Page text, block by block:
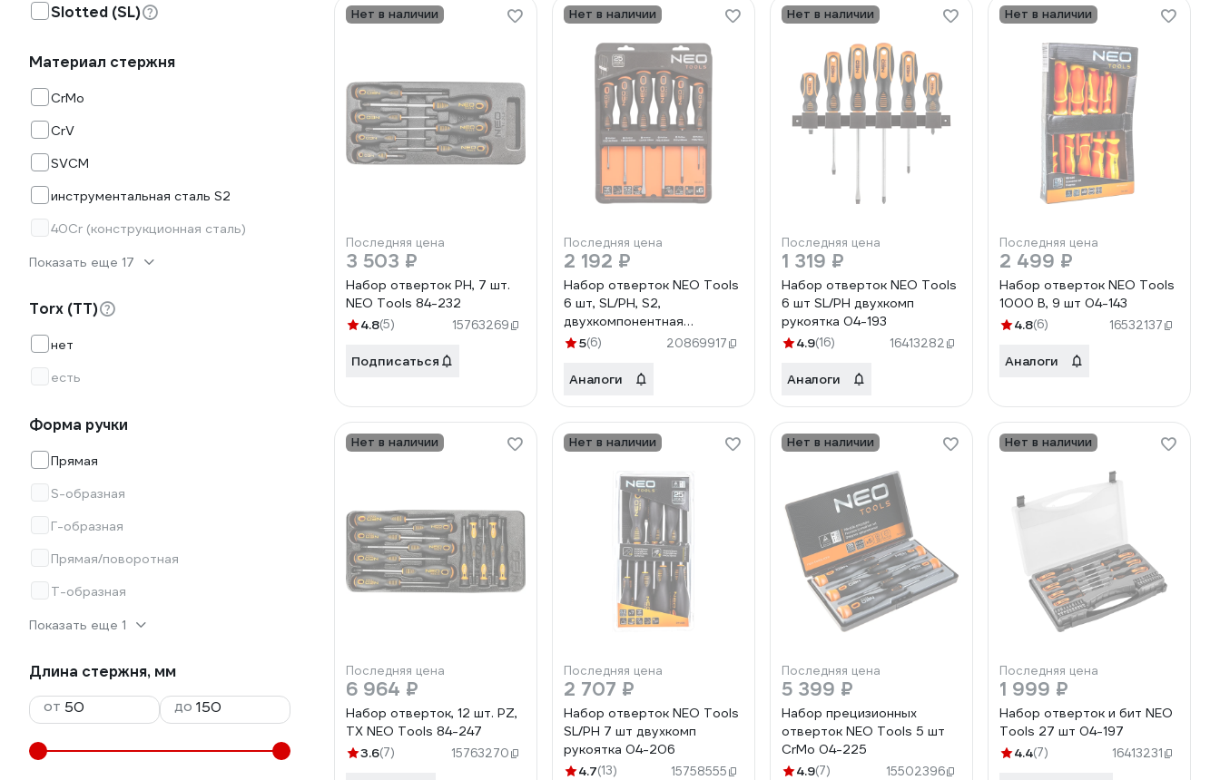
Slotted (SL)
Материал стержня
CrMo
CrV
SVCM
инструментальная сталь S2
40Cr (конструкционная сталь)
Показать еще 17
Torx (TT)
нет
есть
Форма ручки
Прямая
S-образная
Г-образная
Прямая/поворотная
Т-образная
Показать еще 1
Длина стержня, мм
от
до
Нет в наличии
Последняя цена
3 503 ₽
Набор отверток PH, 7 шт.
NEO Tools 84-232
4.8(5) 15763269
Подписаться
Нет в наличии
Последняя цена
2 192 ₽
Набор отверток NEO Tools
6 шт, SL/PH, S2,
двухкомпонентная
рукоятка, на планке 04-213
5(6) 20869917
Аналоги
Нет в наличии
Последняя цена
1 319 ₽
Набор отверток NEO Tools
6 шт SL/PH двухкомп
рукоятка 04-193
4.9(16) 16413282
Аналоги
Нет в наличии
Последняя цена
2 499 ₽
Набор отверток NEO Tools
1000 В, 9 шт 04-143
4.8(6) 16532137
Аналоги
Нет в наличии
Последняя цена
6 964 ₽
Набор отверток, 12 шт. PZ,
TX NEO Tools 84-247
3.6(7) 15763270
Нет в наличии
Последняя цена
2 707 ₽
Набор отверток NEO Tools
SL/PH 7 шт двухкомп
рукоятка 04-206
4.7(13) 15758555
Нет в наличии
Последняя цена
5 399 ₽
Набор прецизионных
отверток NEO Tools 5 шт
CrMo 04-225
4.9(7) 15502396
Нет в наличии
Последняя цена
1 999 ₽
Набор отверток и бит NEO
Tools 27 шт 04-197
4.4(7) 16413231